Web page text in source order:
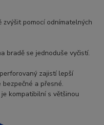
pomocí odnímatelných
bradě se jednoduše vyčistí.
zajistí lepší
a přesné.
kompatibilní s většinou